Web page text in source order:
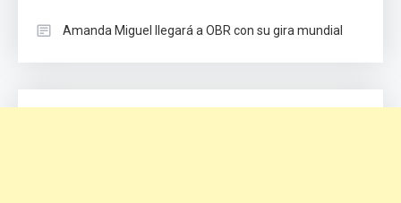
Amanda Miguel llegará a OBR con su gira mundial